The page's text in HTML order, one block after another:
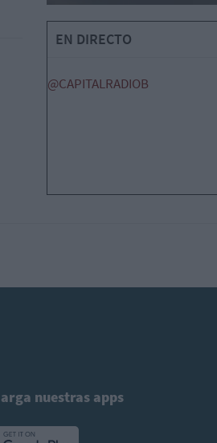
EN DIRECTO
@CAPITALRADIOB
nuestras apps